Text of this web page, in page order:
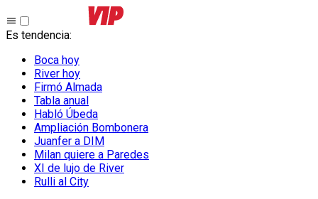
Es tendencia:
Boca hoy
River hoy
Firmó Almada
Tabla anual
Habló Úbeda
Ampliación Bombonera
Juanfer a DIM
Milan quiere a Paredes
XI de lujo de River
Rulli al City